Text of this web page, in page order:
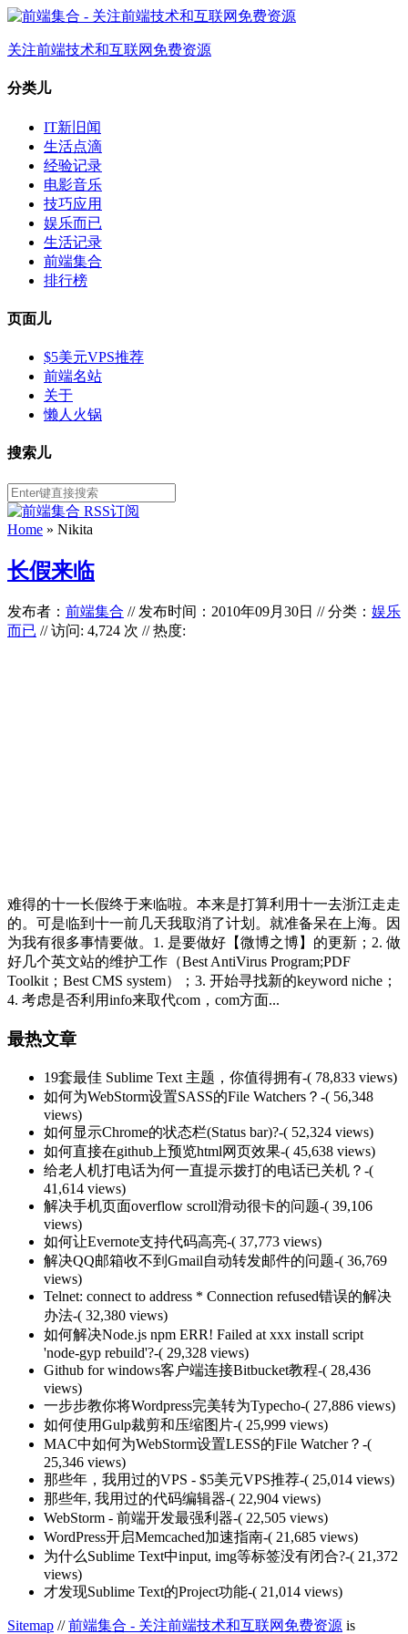
关注前端技术和互联网免费资源
分类儿
IT新旧闻
生活点滴
经验记录
电影音乐
技巧应用
娱乐而已
生活记录
前端集合
排行榜
页面儿
$5美元VPS推荐
前端名站
关于
懒人火锅
搜索儿
Home » Nikita
长假来临
发布者： 前端集合 //发布时间：2010年09月30日 //分类： 娱乐
而已 // 访问: 4,724 次 // 热度:
难得的十一长假终于来临啦。本来是打算利用十一去浙江走走
的。可是临到十一前几天我取消了计划。就准备呆在上海。因
为我有很多事情要做。1. 是要做好【微博之博】的更新；2. 做
好几个英文站的维护工作（Best AntiVirus Program;PDF
Toolkit；Best CMS system）；3. 开始寻找新的keyword niche；
4. 考虑是否利用info来取代com，com方面...
最热文章
19套最佳 Sublime Text 主题，你值得拥有-( 78,833 views)
如何为WebStorm设置SASS的File Watchers？ -( 56,348
views)
如何显示Chrome的状态栏(Status bar)?-( 52,324 views)
如何直接在github上预览html网页效果-( 45,638 views)
给老人机打电话为何一直提示拨打的电话已关机？ -(
41,614 views)
解决手机页面overflow scroll滑动很卡的问题-( 39,106
views)
如何让Evernote支持代码高亮-( 37,773 views)
解决QQ邮箱收不到Gmail自动转发邮件的问题-( 36,769
views)
Telnet: connect to address * Connection refused错误的解决
办法-( 32,380 views)
如何解决Node.js npm ERR! Failed at xxx install script
'node-gyp rebuild'?-( 29,328 views)
Github for windows客户端连接Bitbucket教程-( 28,436
views)
一步步教你将Wordpress完美转为Typecho-( 27,886 views)
如何使用Gulp裁剪和压缩图片-( 25,999 views)
MAC中如何为WebStorm设置LESS的File Watcher？ -(
25,346 views)
那些年，我用过的VPS - $5美元VPS推荐-( 25,014 views)
那些年, 我用过的代码编辑器-( 22,904 views)
WebStorm - 前端开发最强利器-( 22,505 views)
WordPress开启Memcached加速指南-( 21,685 views)
为什么Sublime Text中input, img等标签没有闭合?-( 21,372
views)
才发现Sublime Text的Project功能-( 21,014 views)
Sitemap //前端集合 - 关注前端技术和互联网免费资源 is